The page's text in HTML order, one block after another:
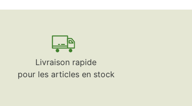
Livraison rapide
pour les articles en stock